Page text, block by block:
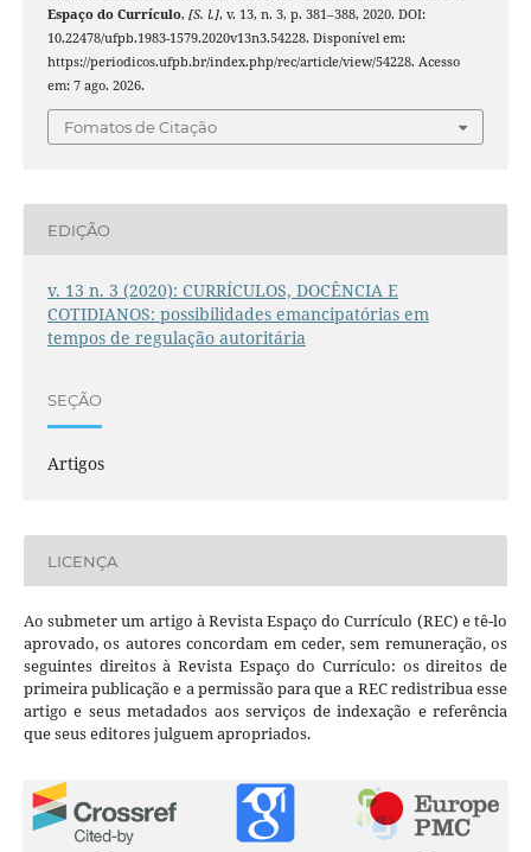
Espaço do Currículo, [S. l.], v. 13, n. 3, p. 381–388, 2020. DOI:
10.22478/ufpb.1983-1579.2020v13n3.54228. Disponível em:
https://periodicos.ufpb.br/index.php/rec/article/view/54228. Acesso
em: 7 ago. 2026.
Fomatos de Citação
EDIÇÃO
v. 13 n. 3 (2020): CURRÍCULOS, DOCÊNCIA E
COTIDIANOS: possibilidades emancipatórias em
tempos de regulação autoritária
SEÇÃO
Artigos
LICENÇA
Ao submeter um artigo à Revista Espaço do Currículo (REC) e tê-lo
aprovado, os autores concordam em ceder, sem remuneração, os
seguintes direitos à Revista Espaço do Currículo: os direitos de
primeira publicação e a permissão para que a REC redistribua esse
artigo e seus metadados aos serviços de indexação e referência
que seus editores julguem apropriados.